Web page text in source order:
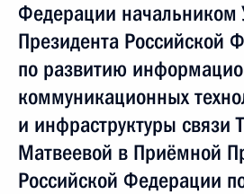
Федерации начальником
Президента Российской
по развитию
коммуникационных
и инфраструктуры связи
Матвеевой в Приёмной
Российской Федерации